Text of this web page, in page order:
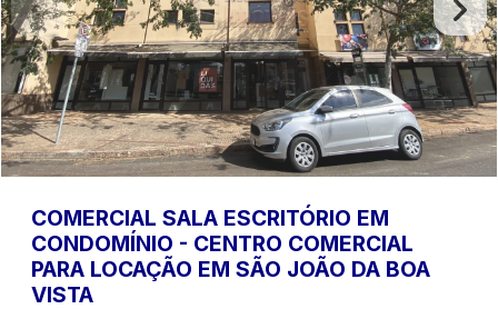
COMERCIAL SALA ESCRITÓRIO EM
CONDOMÍNIO - CENTRO COMERCIAL
PARA LOCAÇÃO EM SÃO JOÃO DA BOA
VISTA